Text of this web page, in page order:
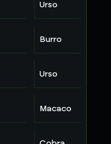
Urso
Burro
Urso
Macaco